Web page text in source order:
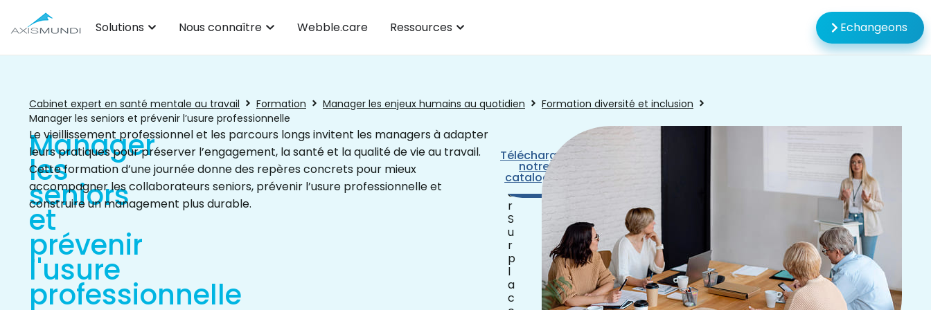
Solutions Nous connaître Webble.care Ressources Echangeons
Cabinet expert en santé mentale au travail Formation Manager les enjeux humains au quotidien
Formation diversité et inclusion
Manager les seniors et prévenir l’usure professionnelle
Manager
les
seniors
et
prévenir
l'usure
professionnelle
Le vieillissement professionnel et les parcours longs invitent les managers à adapter
leurs pratiques pour préserver l’engagement, la santé et la qualité de vie au travail.
Cette formation d’une journée donne des repères concrets pour mieux
accompagner les collaborateurs seniors, prévenir l’usure professionnelle et
construire un management plus durable.
1
o
u
r
S
u
r
p
l
a
c
Prendre
rendez-
vous
Télécharger
notre
catalogue